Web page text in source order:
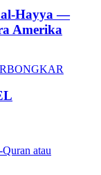
al-Hayya —
Amerika